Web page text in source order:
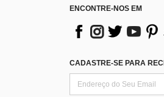
ENCONTRE-NOS EM
CADASTRE-SE PARA